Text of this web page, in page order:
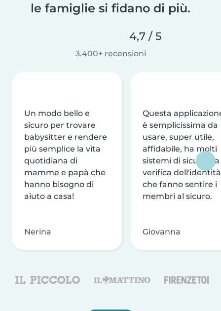
le famiglie si fidano di più.
4,7 / 5
3.400+ recensioni
Un modo bello e
sicuro per trovare
babysitter e rendere
più semplice la vita
quotidiana di
mamme e papà che
hanno bisogno di
aiuto a casa!
Nerina
Questa
è semplicissima da
usare, super utile,
affidabile, ha molti
sistemi di sicurezza
verifica dell'identità
che fanno sentire i
membri al sicuro.
Giovanna